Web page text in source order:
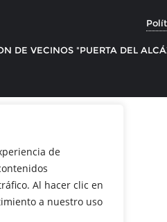
de
Al hacer clic en
a nuestro uso
DE VECINOS "PUERTA DEL